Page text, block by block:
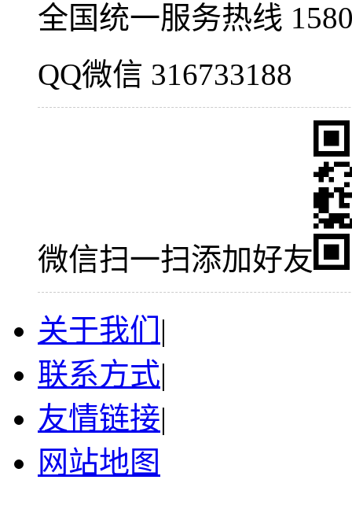
全国统一服务热线
QQ微信 316733188
微信扫一扫添加好友
关于我们 |
联系方式|
友情链接|
网站地图